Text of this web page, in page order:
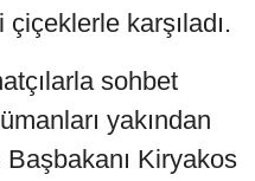
çiçeklerle karşıladı.
sohbet
yakından
Kiryakos